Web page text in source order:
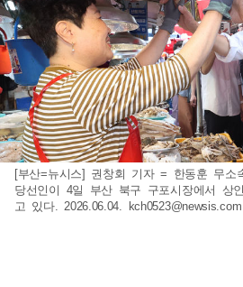
[부산=뉴시스] 권창회 기자 = 한동훈 무소
당선인이 4일 부산 북구 구포시장에서 상
고 있다. 2026.06.04.
kch0523@newsis.com